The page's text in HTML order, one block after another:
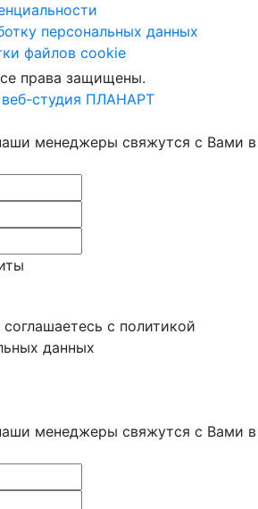
персональных данных
файлов cookie
права защищены.
веб-студия ПЛАНАРТ
менеджеры свяжутся с Вами в
с политикой
данных
менеджеры свяжутся с Вами в